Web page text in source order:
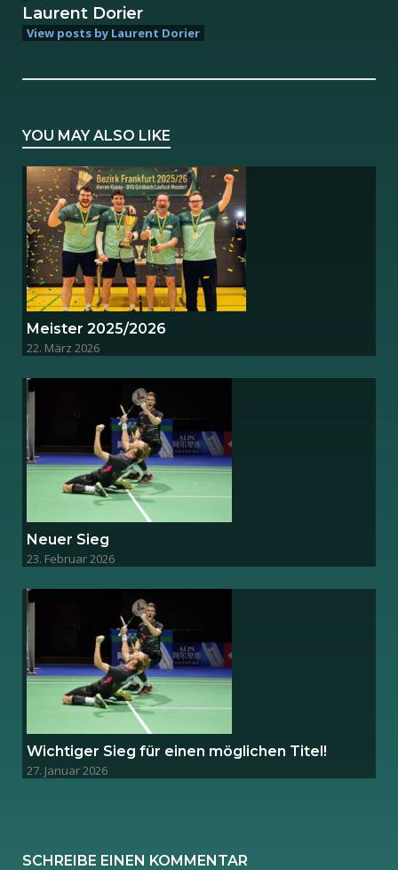
Laurent Dorier
View posts by Laurent Dorier
YOU MAY ALSO LIKE
Meister 2025/2026
22. März 2026
Neuer Sieg
23. Februar 2026
Wichtiger Sieg für einen möglichen Titel!
27. Januar 2026
SCHREIBE EINEN KOMMENTAR